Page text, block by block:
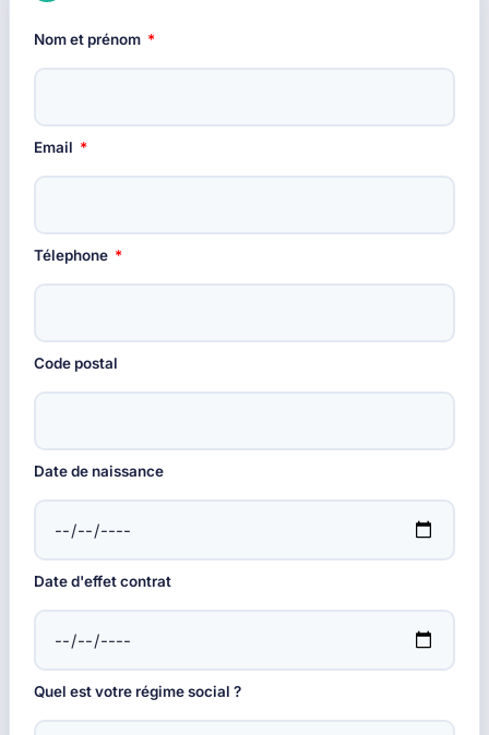
Nom et prénom
Email
Télephone
Code postal
Date de naissance
Date d'effet contrat
Quel est votre régime social ?